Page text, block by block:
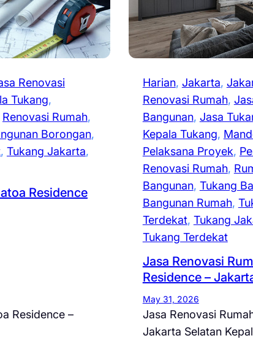
Renovasi
Tukang
Renovasi Rumah
Borongan
, Tukang Jakarta
Residence
Residence –
Harian, Jakarta,
Renovasi Rumah,
Bangunan, Jasa
Kepala Tukang,
Pelaksana Proyek,
Renovasi Rumah,
Bangunan, Tukang
Bangunan Rumah,
Terdekat, Tukang
Tukang Terdekat
Jasa Renovasi
Residence –
May 31, 2026
Jasa Renovasi
Jakarta Selatan